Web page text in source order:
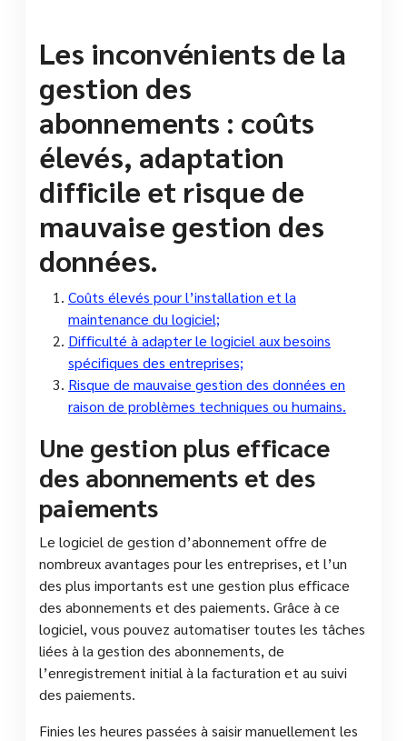
Les inconvénients de la
gestion des
abonnements : coûts
élevés, adaptation
difficile et risque de
mauvaise gestion des
données.
Coûts élevés pour l’installation et la
maintenance du logiciel;
Difficulté à adapter le logiciel aux besoins
spécifiques des entreprises;
Risque de mauvaise gestion des données en
raison de problèmes techniques ou humains.
Une gestion plus efficace
des abonnements et des
paiements
Le logiciel de gestion d’abonnement offre de
nombreux avantages pour les entreprises, et l’un
des plus importants est une gestion plus efficace
des abonnements et des paiements. Grâce à ce
logiciel, vous pouvez automatiser toutes les tâches
liées à la gestion des abonnements, de
l’enregistrement initial à la facturation et au suivi
des paiements.
Finies les heures passées à saisir manuellement les